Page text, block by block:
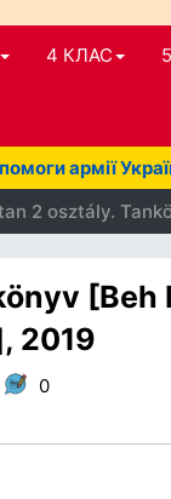
4 КЛАС
армії
2 osztály.
[Beh
2019
0